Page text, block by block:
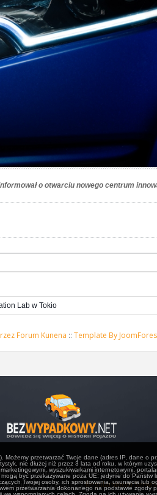
przetwarzać Twoje dane (adres IP, dane o
nie dłużej niż przez 3 lata od roku, w którym
wyszukiwarkami internetowymi,
być przekazywane poza UE, jedynie do
Twojej osoby, ich sprostowania, usunięcia lub
przetwarzania dokonanego na podstawie
o otwarciu nowego centrum
Lab w Tokio
Forum Kunena :: Template By
Wszelkie prawa
usług i zgodnie zRegulaminem